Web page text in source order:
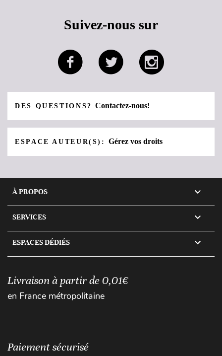
Suivez-nous sur
DES QUESTIONS?Contactez-nous!
ESPACE AUTEUR(S):Gérez vos droits
À PROPOS 
SERVICES 
ESPACES DÉDIÉS 
Livraison à partir de 0,01€
en France métropolitaine
Paiement sécurisé